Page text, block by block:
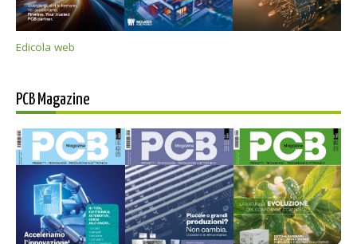
Edicola web
PCB Magazine